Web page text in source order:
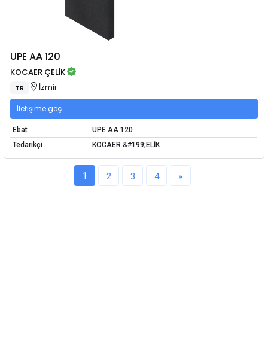
UPE AA 120
KOCAER ÇELİK
TR İzmir
İletişime geç
Ebat
UPE AA 120
Tedarikçi
KOCAER &#199;ELİK
1 2 3 4 »